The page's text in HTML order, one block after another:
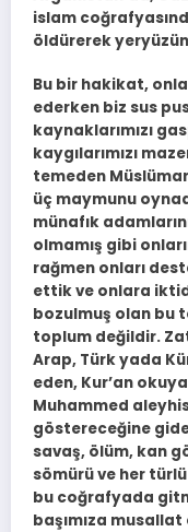
islam
öldürerek
Bu bir hakikat,
ederken biz sus
kaynaklarımızı
kaygılarımızı
temeden
üç maymunu
münafık
olmamış gibi
rağmen onları
ettik ve onlara
bozulmuş olan bu
toplum değildir.
Arap, Türk yada
eden, Kur’an
Muhammed
göstereceğine
savaş, ölüm, kan
sömürü ve her
bu coğrafyada
başımıza